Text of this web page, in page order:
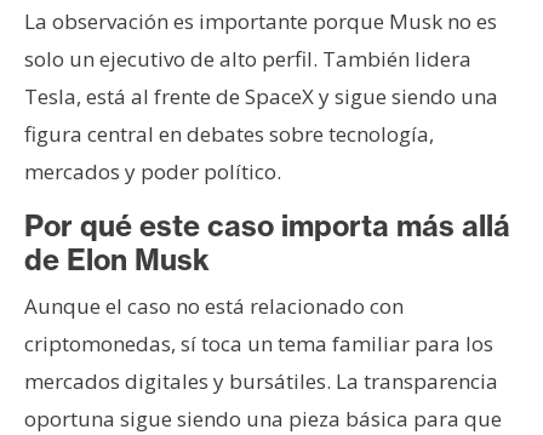
La observación es importante porque Musk no es
solo un ejecutivo de alto perfil. También lidera
Tesla, está al frente de SpaceX y sigue siendo una
figura central en debates sobre tecnología,
mercados y poder político.
Por qué este caso importa más allá
de Elon Musk
Aunque el caso no está relacionado con
criptomonedas, sí toca un tema familiar para los
mercados digitales y bursátiles. La transparencia
oportuna sigue siendo una pieza básica para que